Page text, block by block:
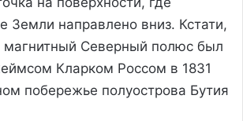
Земли направлено вниз. Кстати,
магнитный Северный полюс был
Кларком Россом в 1831
побережье полуострова Бутия